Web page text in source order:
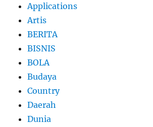
Applications
Artis
BERITA
BISNIS
BOLA
Budaya
Country
Daerah
Dunia